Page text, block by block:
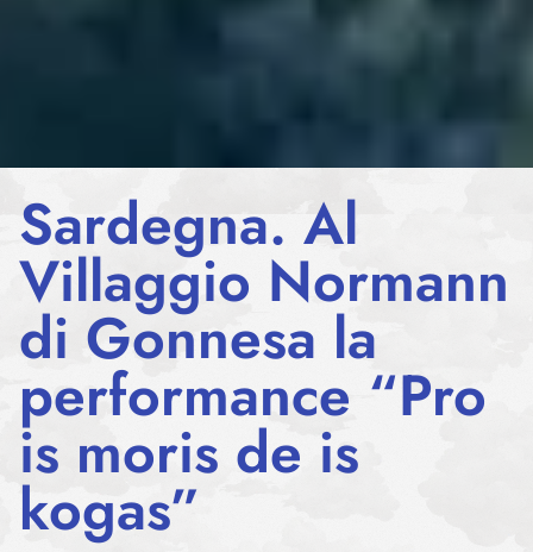
Sardegna. Al
Villaggio Normann
di Gonnesa la
performance “Pro
is moris de is
kogas”